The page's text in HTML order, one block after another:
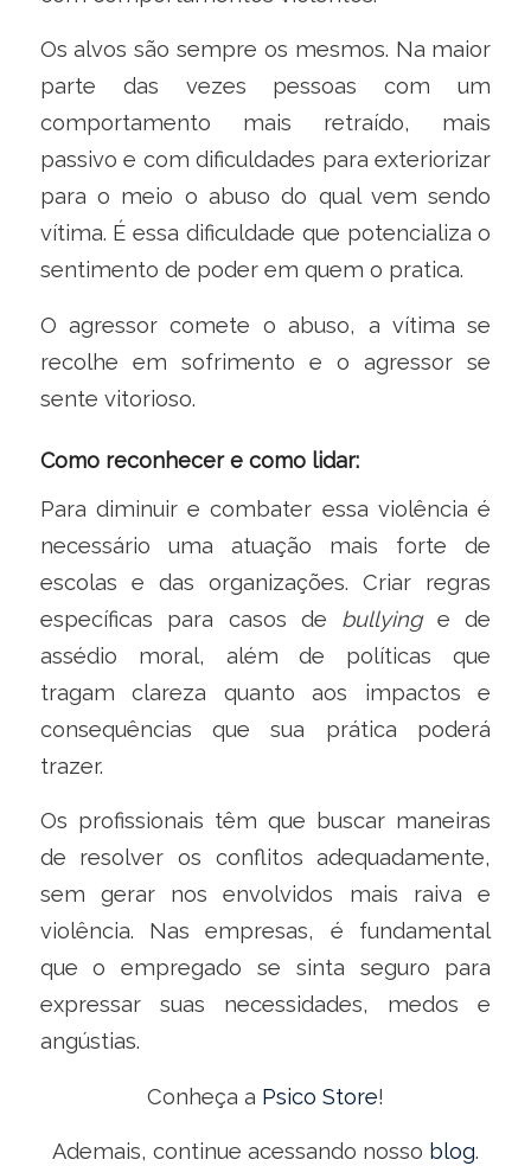
Os alvos são sempre os mesmos. Na maior
parte das vezes pessoas com um
comportamento mais retraído, mais
passivo e com dificuldades para exteriorizar
para o meio o abuso do qual vem sendo
vítima. É essa dificuldade que potencializa o
sentimento de poder em quem o pratica.
O agressor comete o abuso, a vítima se
recolhe em sofrimento e o agressor se
sente vitorioso.
Como reconhecer e como lidar:
Para diminuir e combater essa violência é
necessário uma atuação mais forte de
escolas e das organizações. Criar regras
específicas para casos de bullyinge de
assédio moral, além de políticas que
tragam clareza quanto aos impactos e
consequências que sua prática poderá
trazer.
Os profissionais têm que buscar maneiras
de resolver os conflitos adequadamente,
sem gerar nos envolvidos mais raiva e
violência. Nas empresas, é fundamental
que o empregado se sinta seguro para
expressar suas necessidades, medos e
angústias.
Conheça a Psico Store!
Ademais, continue acessando nosso blog.